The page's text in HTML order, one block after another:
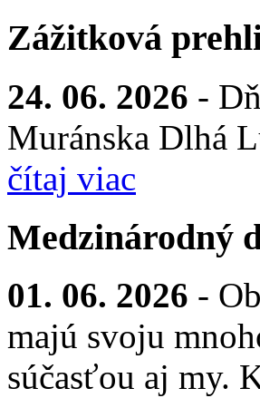
Zážitková
24. 06. 2026 -
Muránska Dlhá
čítaj viac
Medzinárodný
01. 06. 2026 -
majú svoju
súčasťou aj my.